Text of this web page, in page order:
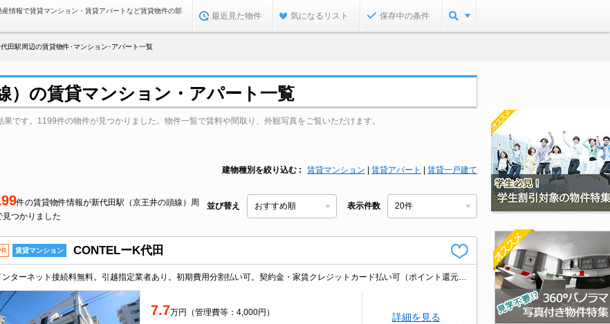
情報で賃貸マンション・賃貸アパートなど賃貸物件の部
最近見た物件 気になるリスト 保存中の条件
田駅周辺の賃貸物件･マンション･アパート一覧
）の賃貸マンション・アパート一覧
です。1199件の物件が見つかりました。物件一覧で賃料や間取り、外観写真をご覧いただけます。
建物種別を絞り込む 賃貸マンション 賃貸アパート 賃貸一戸建て
件の賃貸物件情報が新代田駅（京王井の頭線）周
見つかりました
並び替え 表示件数
賃貸マンション CONTELーK代田
7.7万円（管理費等：4,000円） 詳細を見る